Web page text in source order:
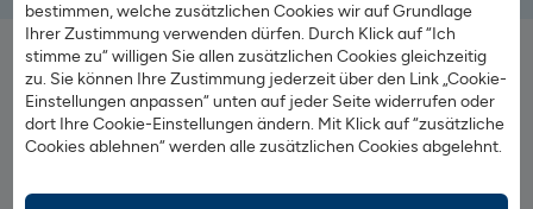
bestimmen, welche zusätzlichen Cookies wir auf Grundlage
Ihrer Zustimmung verwenden dürfen. Durch Klick auf “Ich
stimme zu“ willigen Sie allen zusätzlichen Cookies gleichzeitig
zu. Sie können Ihre Zustimmung jederzeit über den Link „Cookie-
Einstellungen anpassen“ unten auf jeder Seite widerrufen oder
dort Ihre Cookie-Einstellungen ändern. Mit Klick auf “zusätzliche
Cookies ablehnen“ werden alle zusätzlichen Cookies abgelehnt.
Ihre Vorteile auf einen Überblick
Top-Zinsen bereits ab Sollzins
Eigenes Angebot oder Top-Produkt eines anderen